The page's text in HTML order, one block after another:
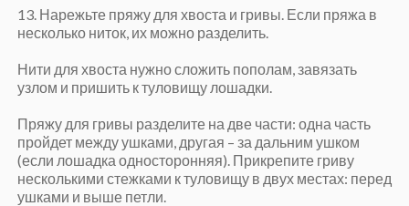
13. Нарежьте пряжу для хвоста и гривы. Если пряжа в
несколько ниток, их можно разделить.
Нити для хвоста нужно сложить пополам, завязать
узлом и пришить к туловищу лошадки.
Пряжу для гривы разделите на две части: одна часть
пройдет между ушками, другая – за дальним ушком
(если лошадка односторонняя). Прикрепите гриву
несколькими стежками к туловищу в двух местах: перед
ушками и выше петли.